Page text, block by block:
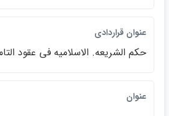
عنوان قراردادي
حكم الشريعه. الاسلاميه في عقود
عنوان